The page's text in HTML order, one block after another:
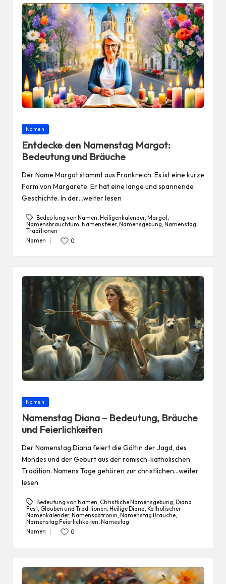
Posted
Namen
Entdecke den Namenstag Margot:
Bedeutung und Bräuche
Der Name Margot stammt aus Frankreich. Es ist eine kurze
Form von Margarete. Er hat eine lange und spannende
Geschichte. In der…weiter lesen
Tags:
Bedeutung von Namen Heiligenkalender, Margot,
Namensbrauchtum Namensfeier, Namensgebung Namenstag
Traditionen
Posted
Namen 0
Posted
Namen
Namenstag Diana – Bedeutung, Bräuche
und Feierlichkeiten
Der Namenstag Diana feiert die Göttin der Jagd, des
Mondes und der Geburt aus der römisch-katholischen
Tradition. Namens Tage gehören zur christlichen…weiter
lesen
Tags:
Bedeutung von Namen, Christliche Namensgebung, Diana
Fest, Glauben und Traditionen, Heilige Diana, Katholischer
Namenkalender, Namenspatronin, Namenstag Bräuche,
Namenstag Feierlichkeiten, Namestag
Posted
Namen 0